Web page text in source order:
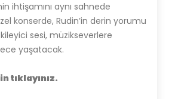
ihtişamını aynı sahnede
konserde, Rudin’in derin yorumu
sesi, müzikseverlere
yaşatacak.
tıklayınız.